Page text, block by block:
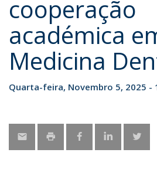
cooperação
académica
Medicina
Quarta-feira, Novembro 5, 2025 -